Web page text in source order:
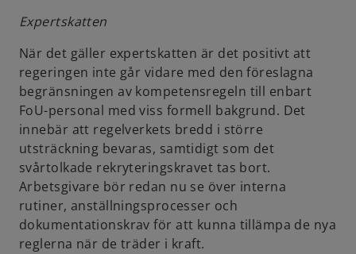
Expertskatten
När det gäller expertskatten är det positivt att
regeringen inte går vidare med den föreslagna
begränsningen av kompetensregeln till enbart
FoU-personal med viss formell bakgrund. Det
innebär att regelverkets bredd i större
utsträckning bevaras, samtidigt som det
svårtolkade rekryteringskravet tas bort.
Arbetsgivare bör redan nu se över interna
rutiner, anställningsprocesser och
dokumentationskrav för att kunna tillämpa de nya
reglerna när de träder i kraft.